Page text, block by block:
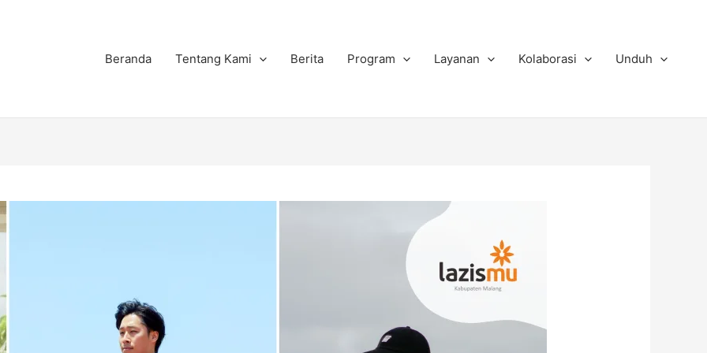
Beranda
Tentang Kami Berita Program Layanan Kolaborasi Unduh